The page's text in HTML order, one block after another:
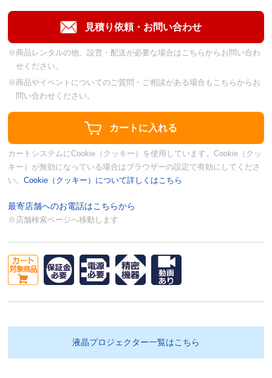
※商品レンタルの他、設営・配送が必要な場合はこちらからお問い合わ
せください。
※商品やイベントについてのご質問・ご相談がある場合もこちらからお
問い合わせください。
カートシステムにCookie（クッキー）を使用しています。Cookie（クッ
キー）が無効になっている場合はブラウザーの設定で有効にしてくださ
い。Cookie（クッキー）について詳しくはこちら
最寄店舗へのお電話はこちらから
※店舗検索ページへ移動します
液晶プロジェクター一覧はこちら